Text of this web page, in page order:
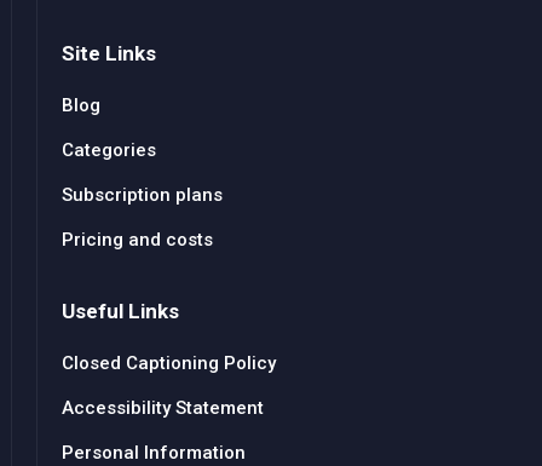
Site Links
Blog
Categories
Subscription plans
Pricing and costs
Useful Links
Closed Captioning Policy
Accessibility Statement
Personal Information